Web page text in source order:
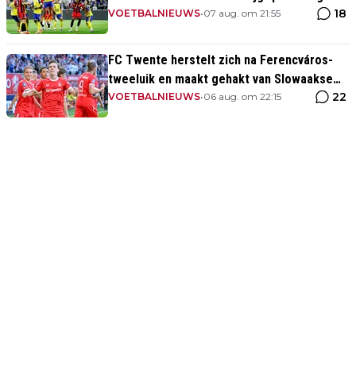
eigen huis
VOETBALNIEUWS•07 aug. om 21:55 18
FC Twente herstelt zich na Ferencváros-
tweeluik en maakt gehakt van Slowaakse
opponent
VOETBALNIEUWS•06 aug. om 22:15 22